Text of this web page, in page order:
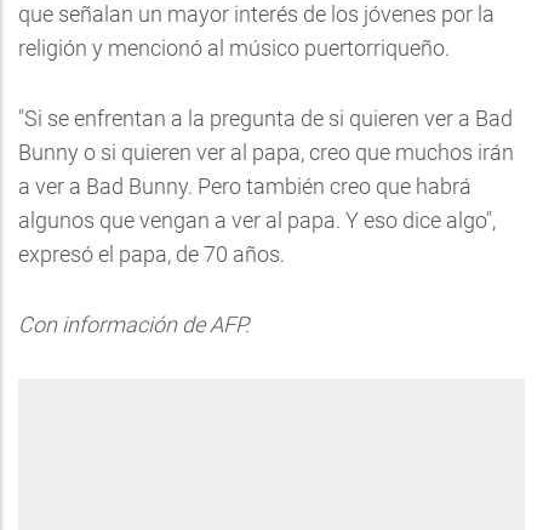
que señalan un mayor interés de los jóvenes por la
religión y mencionó al músico puertorriqueño.
"Si se enfrentan a la pregunta de si quieren ver a Bad
Bunny o si quieren ver al papa, creo que muchos irán
a ver a Bad Bunny. Pero también creo que habrá
algunos que vengan a ver al papa. Y eso dice algo",
expresó el papa, de 70 años.
Con información de AFP.